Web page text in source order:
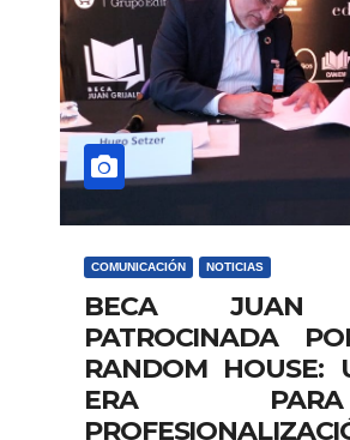
COMUNICACIÓN NOTICIAS
BECA JUAN
PATROCINADA
RANDOM HOUSE:
ERA